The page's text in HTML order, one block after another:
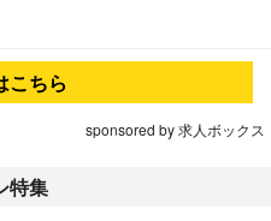
こちら
sponsored by 求人ボックス
特集